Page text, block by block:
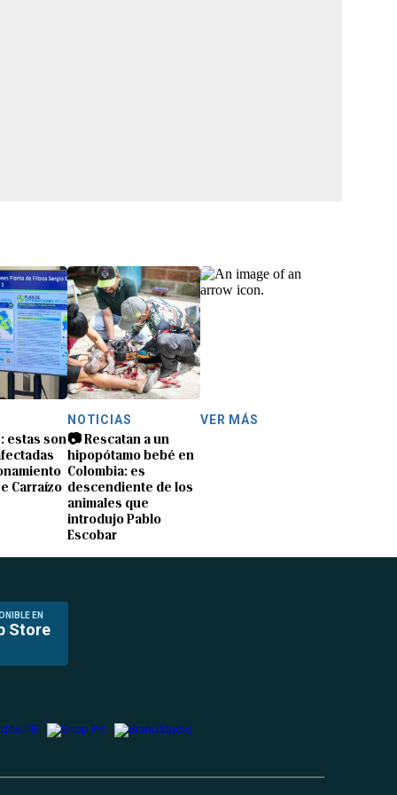
estas son
Carraízo
NOTICIAS
📷 Rescatan a un
hipopótamo bebé en
Colombia: es
descendiente de los
animales que
introdujo Pablo
Escobar
VER MÁS
EN
Store